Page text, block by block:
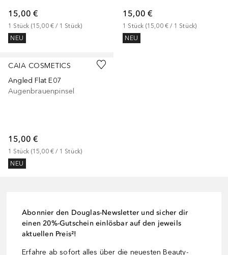
15,00 €
1 Stück (15,00 € / 1 Stück)
NEU
15,00 €
1 Stück (15,00 € / 1 Stück)
NEU
CAIA COSMETICS
Angled Flat E07
Augenbrauenpinsel
15,00 €
1 Stück (15,00 € / 1 Stück)
NEU
Abonnier den Douglas-Newsletter und sicher dir
einen 20%-Gutschein einlösbar auf den jeweils
aktuellen Preis²!
Erfahre ab sofort alles über die neuesten Beauty-